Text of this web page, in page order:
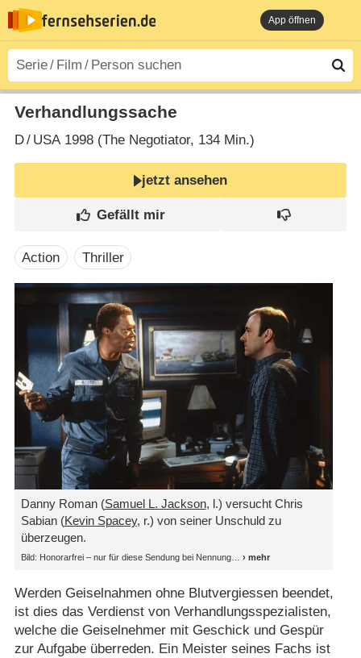
App öffnen
Verhandlungssache
D/ USA1998 (The Negotiator‎, 134 Min.)
jetzt ansehen
Action Thriller
Danny Roman (Samuel L. Jackson, l.) versucht Chris
Sabian (Kevin Spacey, r.) von seiner Unschuld zu
überzeugen.
Bild: Honorarfrei – nur für diese Sendung bei Nennung
Werden Geiselnahmen ohne Blutvergiessen beendet,
ist dies das Verdienst von Verhandlungsspezialisten,
welche die Geiselnehmer mit Geschick und Gespür
zur Aufgabe überreden. Ein Meister seines Fachs ist